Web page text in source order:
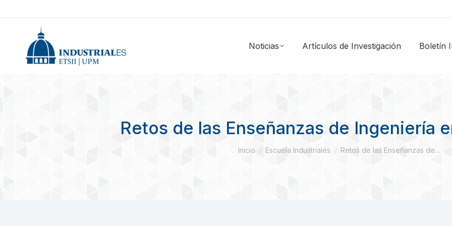
Noticias Artículos de Investigación Boletín
Retos de las Enseñanzas de Ingeniería
Estás aquí:
Inicio Escuela Industriales Retos de las Enseñanzas de…